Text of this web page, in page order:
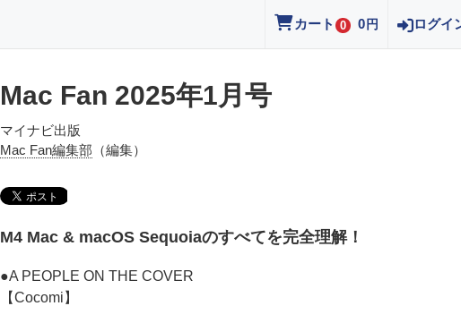
カート 0 0 円 ログイ
Mac Fan 2025年1月号
マイナビ出版
Mac Fan編集部 （編集）
M4 Mac & macOS Sequoiaのすべてを完全理解！
●A PEOPLE ON THE COVER
【Cocomi】